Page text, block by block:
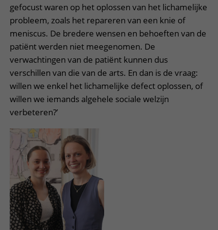
gefocust waren op het oplossen van het lichamelijke
probleem, zoals het repareren van een knie of
meniscus. De bredere wensen en behoeften van de
patiënt werden niet meegenomen. De
verwachtingen van de patiënt kunnen dus
verschillen van die van de arts. En dan is de vraag:
willen we enkel het lichamelijke defect oplossen, of
willen we iemands algehele sociale welzijn
verbeteren?’